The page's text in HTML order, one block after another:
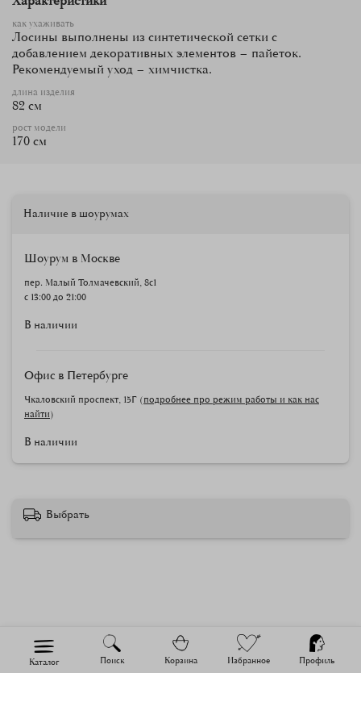
как ухаживать
Лосины выполнены из синтетической сетки с
добавлением декоративных элементов – пайеток.
Рекомендуемый уход – химчистка.
длина изделия
82 см
рост модели
170 см
Наличие в шоурумах
Шоурум в Москве
пер. Малый Толмачевский, 8с1
с 13:00 до 21:00
В наличии
Офис в Петербурге
Чкаловский проспект, 15Г (подробнее про режим работы и как нас
найти)
В наличии
Выбрать
Каталог Поиск Корзина Избранное Профиль